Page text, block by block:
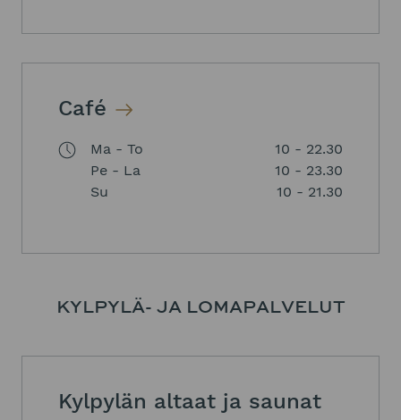
Café
Ma - To
10 - 22.30
Pe - La
10 - 23.30
Su
10 - 21.30
KYLPYLÄ- JA LOMAPALVELUT
Kylpylän altaat ja saunat